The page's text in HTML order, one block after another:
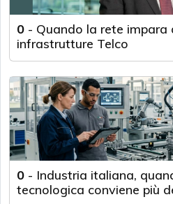
0 - Quando la rete impara
infrastrutture Telco
0 - Industria italiana,
tecnologica conviene più